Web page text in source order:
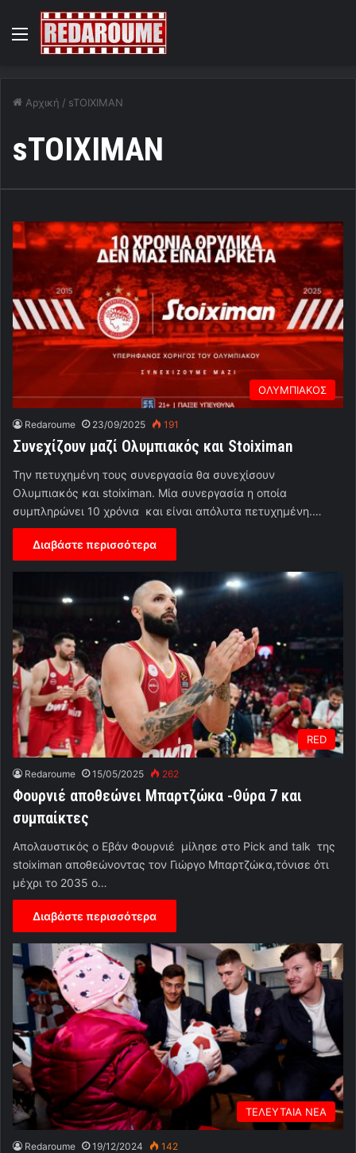
Menu
Αρχική / sTOIXIMAN
sTOIXIMAN
ΟΛΥΜΠΙΑΚΟΣ
Redaroume 23/09/2025 191
Συνεχίζουν μαζί Ολυμπιακός και Stoiximan
Την πετυχημένη τους συνεργασία θα συνεχίσουν
Ολυμπιακός και stoiximan. Μία συνεργασία η οποία
συμπληρώνει 10 χρόνια και είναι απόλυτα πετυχημένη.…
Διαβάστε περισσότερα
RED
Redaroume 15/05/2025 262
Φουρνιέ αποθεώνει Μπαρτζώκα -Θύρα 7 και
συμπαίκτες
Απολαυστικός ο Εβάν Φουρνιέ μίλησε στο Pick and talk της
stoiximan αποθεώνοντας τον Γιώργο Μπαρτζώκα,τόνισε ότι
μέχρι το 2035 ο…
Διαβάστε περισσότερα
ΤΕΛΕΥΤΑΙΑ ΝΕΑ
Redaroume 19/12/2024 142